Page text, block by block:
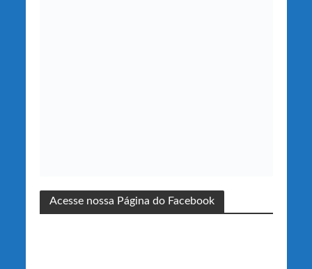
Acesse nossa Página do Facebook